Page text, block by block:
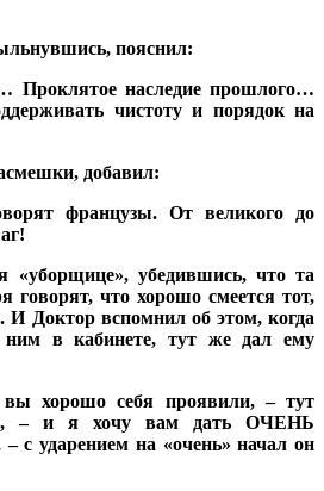
пояснил:
Проклятое наследие прошлого…
чистоту и порядок на
добавил:
французы. От великого до
«уборщице», убедившись, что та
говорят, что хорошо смеется тот,
И Доктор вспомнил об этом, когда
в кабинете, тут же дал ему
хорошо себя проявили, – тут
– и я хочу вам дать ОЧЕНЬ
– с ударением на «очень» начал он